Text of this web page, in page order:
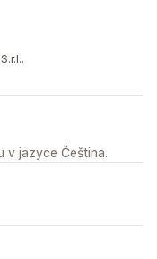
v jazyce Čeština.